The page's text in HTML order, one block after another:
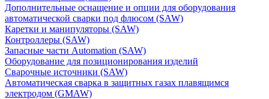
Дополнительные оснащение и опции для оборудования
автоматической сварки под флюсом (SAW)
Каретки и манипуляторы (SAW)
Контроллеры (SAW)
Запасные части Automation (SAW)
Оборудование для позиционирования изделий
Сварочные источники (SAW)
Автоматическая сварка в защитных газах плавящимся
электродом (GMAW)